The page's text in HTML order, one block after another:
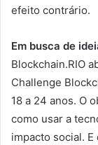
efeito contrário.
Em busca de
Blockchain.RIO
Challenge
18 a 24 anos. O
como usar a
impacto social.